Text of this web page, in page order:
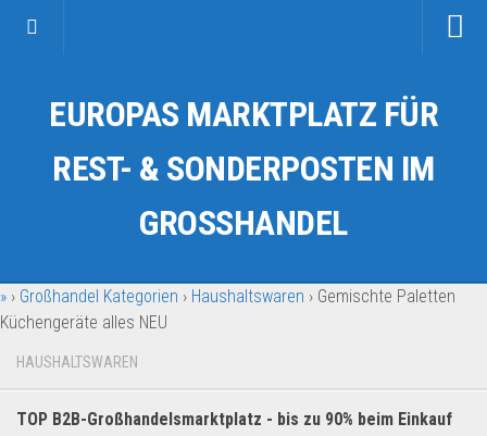
Kategorien
Auto & Motorrad
Fahrzeuge & Transport
Garten & Werkzeug
Geschäft, Büro & Schreibwaren
Geschenkartikel
EUROPAS MARKTPLATZ FÜR
REST- & SONDERPOSTEN IM
GROSSHANDEL
» › Großhandel Kategorien › Haushaltswaren › Gemischte Paletten
Küchengeräte alles NEU
HAUSHALTSWAREN
TOP B2B-Großhandelsmarktplatz - bis zu 90% beim Einkauf